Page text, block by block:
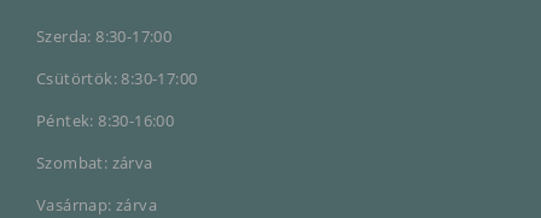
Szerda: 8:30-17:00
Csütörtök: 8:30-17:00
Péntek: 8:30-16:00
Szombat: zárva
Vasárnap: zárva